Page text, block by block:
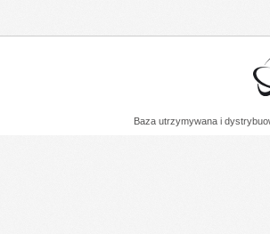
Baza utrzymywana i